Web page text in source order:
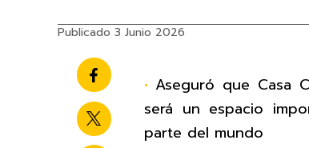
Publicado 3 Junio 2026
Aseguró que Casa
será un espacio
parte del mundo